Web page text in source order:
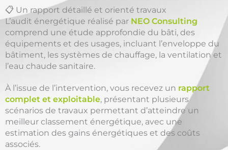
📋 Un rapport détaillé et orienté travaux
L’audit énergétique réalisé par NEO Consulting
comprend une étude approfondie du bâti, des
équipements et des usages, incluant l’enveloppe du
bâtiment, les systèmes de chauffage, la ventilation et
l’eau chaude sanitaire.
À l’issue de l’intervention, vous recevez un rapport
complet et exploitable, présentant plusieurs
scénarios de travaux permettant d’atteindre un
meilleur classement énergétique, avec une
estimation des gains énergétiques et des coûts
associés.